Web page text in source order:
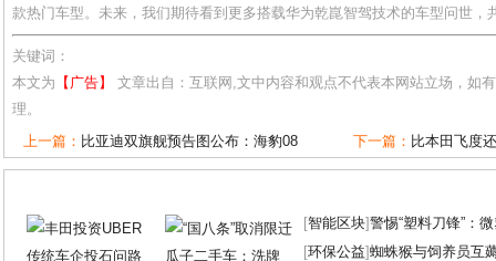
款热门车型。未来，我们期待看到更多搭载华为乾崑智驾技术的车型问世，
关键词：
本文为 【广告】
文章出自：互联网,文中内容和观点不代表本网站立场，如
理。
上一篇： 比亚迪双旗舰预告图公布：海豹08 下一篇： 比本田飞度
[智能区块]警惕“塑料刀锋”：
[环保公益]蜘蛛猴与饲养员互